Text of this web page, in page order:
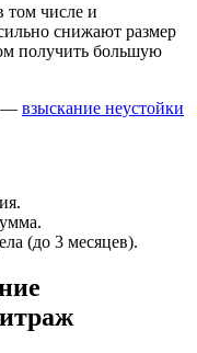
числе и
снижают размер
получить большую
— взыскание неустойки
(до 3 месяцев).